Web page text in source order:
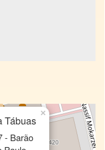
Tábuas
- Barão
×